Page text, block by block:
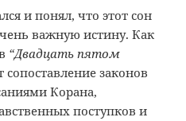
и понял, что этот сон
важную истину. Как
“Двадцать пятом
сопоставление законов
Корана,
поступков и